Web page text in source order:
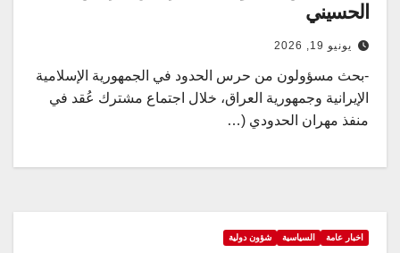
الحسيني
يونيو 19, 2026
-بحث مسؤولون من حرس الحدود في الجمهورية الإسلامية
الإيرانية وجمهورية العراق، خلال اجتماع مشترك عُقد في
منفذ مهران الحدودي (…
اخبار عامة السياسية شؤون دولية